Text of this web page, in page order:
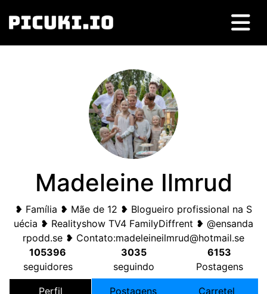
Madeleine Ilmrud
❥ Família ❥ Mãe de 12 ❥ Blogueiro profissional na S
uécia ❥ Realityshow TV4 FamilyDiffrent ❥ @ensanda
rpodd.se ❥ Contato:madeleineilmrud@hotmail.se
105396
seguidores
3035
seguindo
6153
Postagens
Perfil Postagens Carretel